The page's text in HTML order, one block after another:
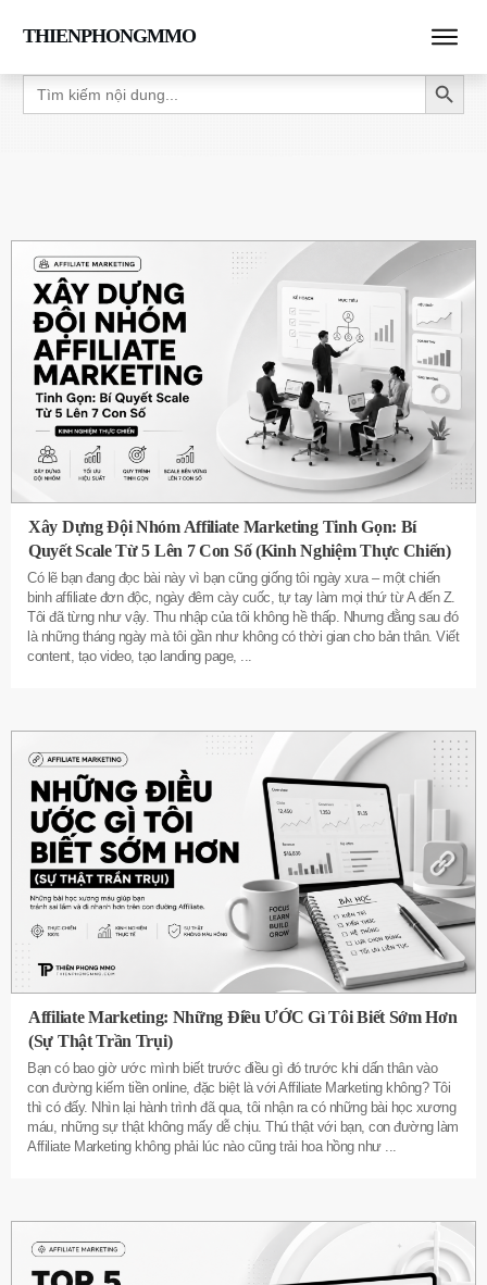
THIENPHONGMMO
Search
for:
Search Button
Xây Dựng Đội Nhóm Affiliate Marketing Tinh Gọn: Bí
Quyết Scale Từ 5 Lên 7 Con Số (Kinh Nghiệm Thực Chiến)
Có lẽ bạn đang đọc bài này vì bạn cũng giống tôi ngày xưa – một chiến
binh affiliate đơn độc, ngày đêm cày cuốc, tự tay làm mọi thứ từ A đến Z.
Tôi đã từng như vậy. Thu nhập của tôi không hề thấp. Nhưng đằng sau đó
là những tháng ngày mà tôi gần như không có thời gian cho bản thân. Viết
content, tạo video, tạo landing page,
Affiliate Marketing: Những Điều ƯỚC Gì Tôi Biết Sớm Hơn
(Sự Thật Trần Trụi)
Bạn có bao giờ ước mình biết trước điều gì đó trước khi dấn thân vào
con đường kiếm tiền online, đặc biệt là với Affiliate Marketing không? Tôi
thì có đấy. Nhìn lại hành trình đã qua, tôi nhận ra có những bài học xương
máu, những sự thật không mấy dễ chịu. Thú thật với bạn, con đường làm
Affiliate Marketing không phải lúc nào cũng trải hoa hồng như